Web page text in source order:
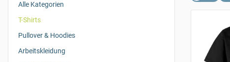
Alle Kategorien
T-Shirts
Pullover & Hoodies
Arbeitskleidung